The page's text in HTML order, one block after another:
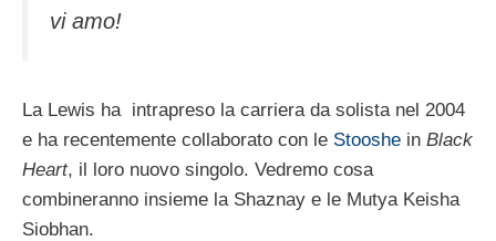
vi amo!
La Lewis ha intrapreso la carriera da solista nel 2004
e ha recentemente collaborato con le Stooshe in Black
Heart, il loro nuovo singolo. Vedremo cosa
combineranno insieme la Shaznay e le Mutya Keisha
Siobhan.